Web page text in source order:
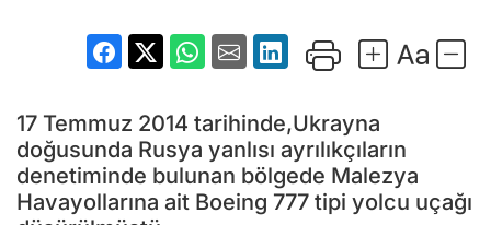
17 Temmuz 2014 tarihinde,Ukrayna
doğusunda Rusya yanlısı ayrılıkçıların
denetiminde bulunan bölgede Malezya
Havayollarına ait Boeing 777 tipi yolcu uçağı